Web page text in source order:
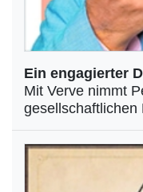
Ein engagierter
Mit Verve nimmt
gesellschaftlichen